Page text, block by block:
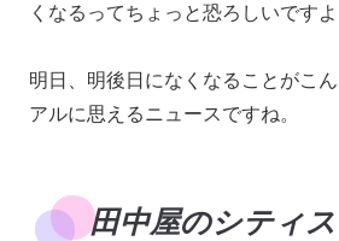
くなるってちょっと恐ろしいですよ
明日、明後日になくなることがこ
アルに思えるニュースですね。
田中屋のシティ